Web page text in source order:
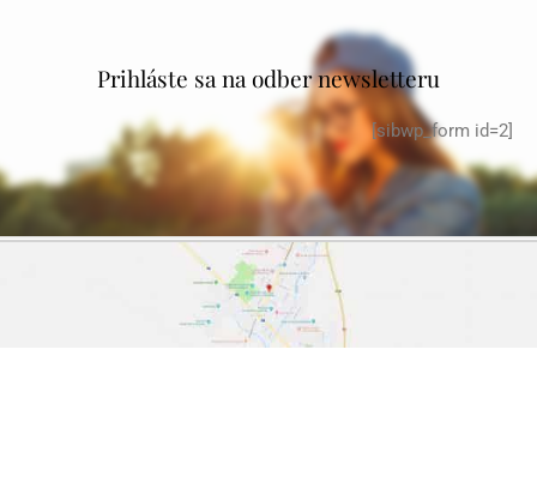
Prihláste sa na odber newsletteru
[sibwp_form id=2]